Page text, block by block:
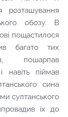
розташування
обозу. В
пощастилося
багато тих
пошарпав
навіть піймав
сина
султанського
їх до